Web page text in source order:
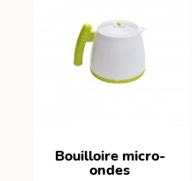
Bouilloire micro-
ondes